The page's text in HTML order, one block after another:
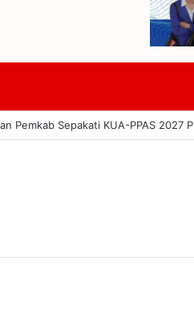
Pemkab Sepakati KUA-PPAS 2027